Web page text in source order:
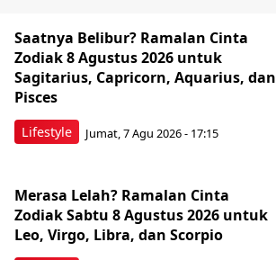
Lifestyle
Saatnya Belibur? Ramalan Cinta
Zodiak 8 Agustus 2026 untuk
Sagitarius, Capricorn, Aquarius, dan
Pisces
Jumat, 7 Agu 2026 - 17:15
Merasa Lelah? Ramalan Cinta
Zodiak Sabtu 8 Agustus 2026 untuk
Leo, Virgo, Libra, dan Scorpio